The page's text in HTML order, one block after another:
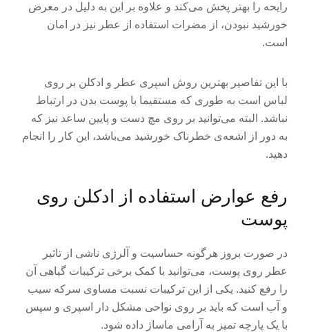
رایحه را بهتر پخش می‌کند و علاوه بر این به دلیل در معرض
خورشید نبودن، از مضرات استفاده از عطر نیز در امان
است.
با این تفاصیر بهترین روش اسپری عطر و ادکلن بر روی
لباس است به طوری که مستقیما با پوست بدن در ارتباط
نباشد. البته می‌توانید بر روی مچ دست و پایین ساعد نیز که
به دور از اشعه‌ی خطرناک خورشید می‌باشد، این کار را انجام
دهید.
رفع عوارض استفاده از ادکلن روی
پوست
در صورت بروز هرگونه حساسیت و آلرژی ناشی از تاثیر
عطر روی پوست، می‌توانید با کمک برخی ترکیبات گیاهی آن
را رفع کنید. یکی از این ترکیبات نسبت مساوی سرکه سیب
و آب است که باید بر روی نواحی مشکل دار اسپری و سپس
با یک پارچه تمیز به آرامی ماساژ داده شود.